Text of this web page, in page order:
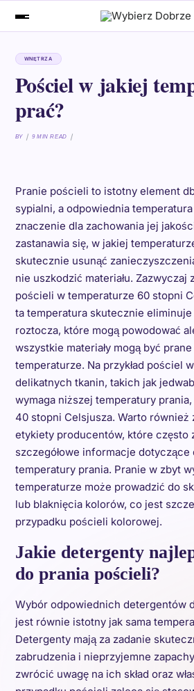
WNĘTRZA
Pościel w jakiej
prać?
BY 9 MIN READ
Pranie pościeli to istotny element
sypialni, a odpowiednia
znaczenie dla zachowania jej
zastanawia się, w jakiej
skutecznie usunąć
nie uszkodzić materiału. Zazwyczaj
pościeli w temperaturze 60 stopni
ta temperatura skutecznie
roztocza, które mogą powodować
wszystkie materiały mogą być
temperaturze. Na przykład pościel
delikatnych tkanin, takich jak
wymaga niższej temperatury
40 stopni Celsjusza. Warto również
etykiety producentów, które często
szczegółowe informacje dotyczące
temperatury prania. Pranie w zbyt
temperaturze może prowadzić do
lub blaknięcia kolorów, co jest
przypadku pościeli kolorowej.
Jakie detergenty
do prania pościeli?
Wybór odpowiednich detergentów
jest równie istotny jak sama
Detergenty mają za zadanie
zabrudzenia i nieprzyjemne
zwrócić uwagę na ich skład oraz